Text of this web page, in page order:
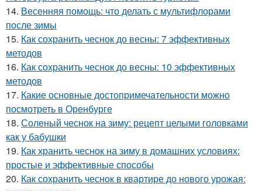
14. Весенняя помощь: что делать с мультифлорами
после зимы
15. Как сохранить чеснок до весны: 7 эффективных
методов
16. Как сохранить чеснок до весны: 10 эффективных
методов
17. Какие основные достопримечательности можно
посмотреть в Оренбурге
18. Соленый чеснок на зиму: рецепт целыми головками
как у бабушки
19. Как хранить чеснок на зиму в домашних условиях:
простые и эффективные способы
20. Как сохранить чеснок в квартире до нового урожая: